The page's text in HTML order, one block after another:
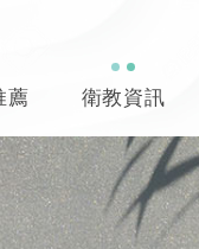
薦 衛教資訊